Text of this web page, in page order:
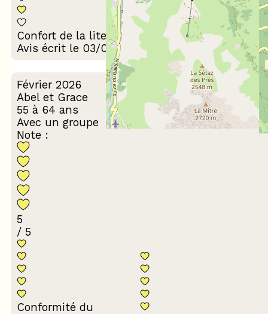
Confort de la literie
Décoration du
logement
Avis écrit le 03/03/2026
Février 2026
Abel et Grace
55 à 64 ans
Avec un groupe
Note :
5
/ 5
Conformité du